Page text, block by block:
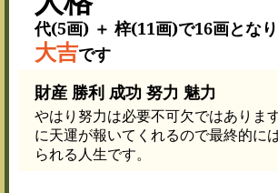
代(5画) ＋ 梓(11画)で16画となり
大吉です
財産 勝利 成功 努力 魅力
やはり努力は必要不可欠ではありま
に天運が報いてくれるので最終的に
られる人生です。